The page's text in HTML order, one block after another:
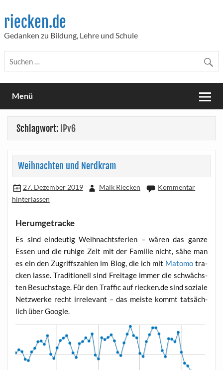
content
riecken.de
Gedanken zu Bildung, Lehre und Schule
Menü
Schlagwort: IPv6
Weihnachten und Nerdkram
27. Dezember 2019 Maik Riecken
Kommentar
hinterlassen
Herumgetracke
Es sind ein­deu­tig Weih­nachts­fe­ri­en – wären das gan­ze
Essen und die ruhi­ge Zeit mit der Fami­lie nicht, sähe man
es ein den Zugriffs­zah­len im Blog, die ich mit Mato­motra­
cken las­se. Tra­di­tio­nell sind Frei­ta­ge immer die schwächs­
ten Besuchs­ta­ge. Für den Traf­fic auf riecken.de sind sozia­le
Netz­wer­ke recht irrele­vant – das meis­te kommt tat­säch­
lich über Goog­le.